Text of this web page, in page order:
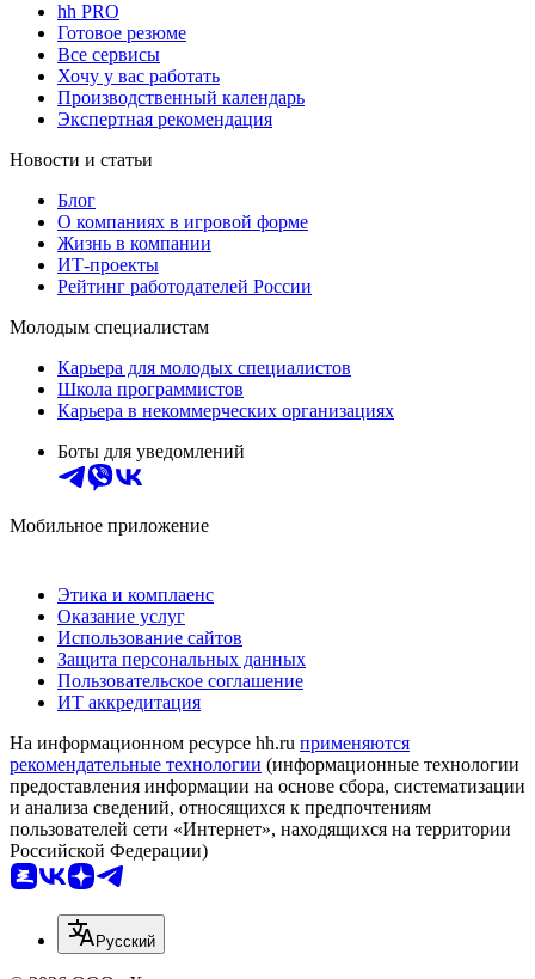
hh PRO
Готовое резюме
Все сервисы
Хочу у вас работать
Производственный календарь
Экспертная рекомендация
Новости и статьи
Блог
О компаниях в игровой форме
Жизнь в компании
ИТ-проекты
Рейтинг работодателей России
Молодым специалистам
Карьера для молодых специалистов
Школа программистов
Карьера в некоммерческих организациях
Боты для уведомлений
Мобильное приложение
Этика и комплаенс
Оказание услуг
Использование сайтов
Защита персональных данных
Пользовательское соглашение
ИТ аккредитация
На информационном ресурсе hh.ru применяются
рекомендательные технологии (информационные технологии
предоставления информации на основе сбора, систематизации
и анализа сведений, относящихся к предпочтениям
пользователей сети «Интернет», находящихся на территории
Российской Федерации)
Русский